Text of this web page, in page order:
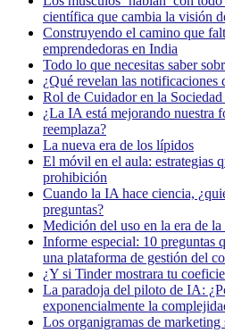
científica que cambia la visión
Construyendo el camino que
emprendedoras en India
Todo lo que necesitas saber
¿Qué revelan las notificaciones
Rol de Cuidador en la
¿La IA está mejorando nuestra
reemplaza?
La nueva era de los lípidos
El móvil en el aula: estrategias
prohibición
Cuando la IA hace ciencia,
preguntas?
Medición del uso en la era de
Informe especial: 10 preguntas
una plataforma de gestión del
¿Y si Tinder mostrara tu
La paradoja del piloto de IA:
exponencialmente la
Los organigramas de marketing